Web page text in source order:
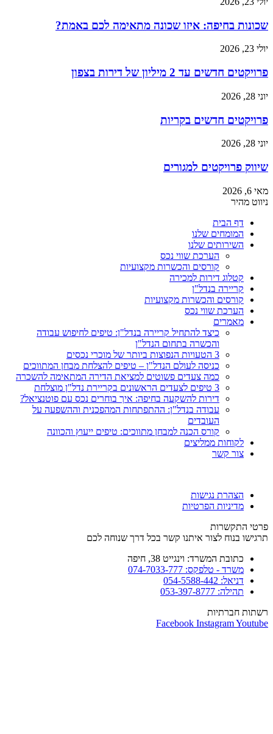
שכונות בחיפה: איזו שכונה מתאימה לכם באמת?
יולי 23, 2026
פרויקטים חדשים עד 2 מיליון של דירות בצפון
יוני 28, 2026
פרויקטים חדשים בקריות
יוני 28, 2026
שיווק פרויקטים למגורים
מאי 6, 2026
ניווט מהיר
דף הבית
המומחים שלנו
השירותים שלנו
הערכת שווי נכס
קורסים והכשרות מקצועיות
קטלוג דירות למכירה
קריירה בנדל"ן
קורסים והכשרות מקצועיות
הערכת שווי נכס
מאמרים
כיצד להתחיל קריירה בנדל"ן: טיפים לחיפוש עבודה
והכשרה בתחום הנדל"ן
3 הטעויות הנפוצות ביותר של מוכרי נכסים
כניסה לעולם הנדל"ן – טיפים להצלחת מבחן המתווכים
כמה צעדים פשוטים למציאת הדירה המתאימה להשכרה
3 טיפים לצעדים הראשונים בקריירת נדל"ן מוצלחת
דירות להשקעה בחיפה: איך בוחרים נכס עם פוטנציאל?
עבודה בנדל"ן: ההתפתחות המהפכנית וההשפעה על
העובדים
קורס הכנה למבחן מתווכים: טיפים ייעוץ והכוונה
לקוחות ממליצים
צור קשר
הצהרת נגישות
מדיניות הפרטיות
פרטי התקשרות
תרגישו בנוח לצור איתנו קשר בכל דרך שנוחה לכם
כתובת המשרד: וינגייט 38, חיפה
משרד - טלפקס: 074-7033-777
דניאל: 054-5588-442
תהילה: 053-397-8777
רשתות חברתיות
Facebook InstagramYoutube